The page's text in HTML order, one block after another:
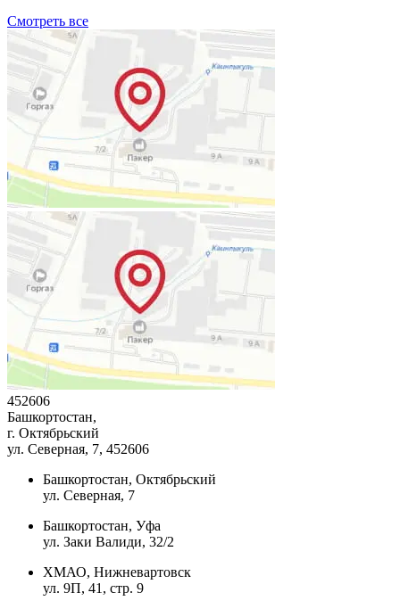
Смотреть все
452606
Башкортостан,
г. Октябрьский
ул. Северная, 7, 452606
Башкортостан, Октябрьский
ул. Северная, 7
Башкортостан, Уфа
ул. Заки Валиди, 32/2
ХМАО, Нижневартовск
ул. 9П, 41, стр. 9